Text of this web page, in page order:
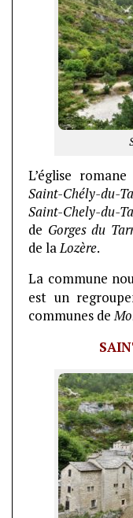
L’église
Saint-Chély-du-
Saint-Chely-du-
de Gorges du
de laLozère.
La commune
est un
communes de